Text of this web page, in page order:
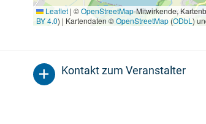
Leaflet | ©OpenStreetMap-Mitwirkende,
BY 4.0) | Kartendaten ©OpenStreetMap(ODbL )
Kontakt zum Veranstalter